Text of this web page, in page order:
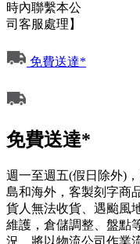
時內聯繫本公
司客服處理】
免費送達*
免費送達*
週一至週五(假日除外)
島和海外，客製刻字商
貨人無法收貨、遇颱風
維護，倉儲調整、盤點
況，將以物流公司作業